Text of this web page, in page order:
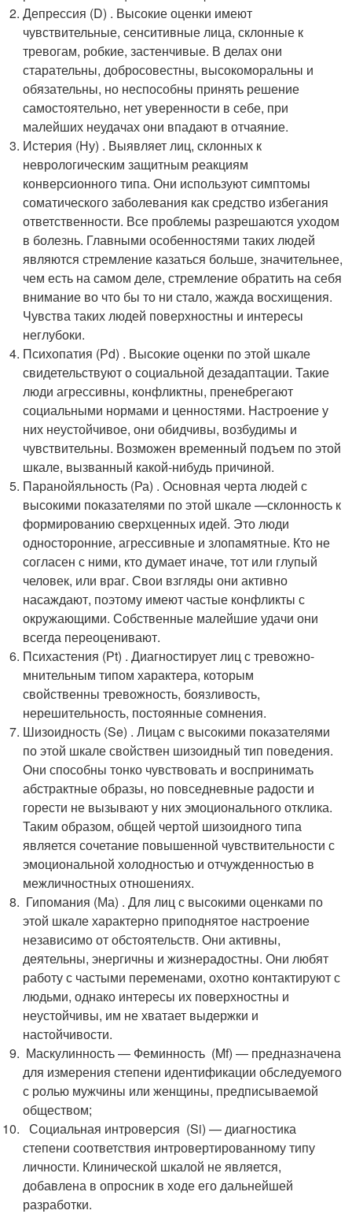
Депрессия (D) . Высокие оценки имеют
чувствительные, сенситивные лица, склонные к
тревогам, робкие, застенчивые. В делах они
старательны, добросовестны, высокоморальны и
обязательны, но неспособны принять решение
самостоятельно, нет уверенности в себе, при
малейших неудачах они впадают в отчаяние.
Истерия (Ну) . Выявляет лиц, склонных к
неврологическим защитным реакциям
конверсионного типа. Они используют симптомы
соматического заболевания как средство избегания
ответственности. Все проблемы разрешаются уходом
в болезнь. Главными особенностями таких людей
являются стремление казаться больше, значительнее,
чем есть на самом деле, стремление обратить на себя
внимание во что бы то ни стало, жажда восхищения.
Чувства таких людей поверхностны и интересы
неглубоки.
Психопатия (Рd) . Высокие оценки по этой шкале
свидетельствуют о социальной дезадаптации. Такие
люди агрессивны, конфликтны, пренебрегают
социальными нормами и ценностями. Настроение у
них неустойчивое, они обидчивы, возбудимы и
чувствительны. Возможен временный подъем по этой
шкале, вызванный какой-нибудь причиной.
Паранойяльность (Ра) . Основная черта людей с
высокими показателями по этой шкале —склонность к
формированию сверхценных идей. Это люди
односторонние, агрессивные и злопамятные. Кто не
согласен с ними, кто думает иначе, тот или глупый
человек, или враг. Свои взгляды они активно
насаждают, поэтому имеют частые конфликты с
окружающими. Собственные малейшие удачи они
всегда переоценивают.
Психастения (Рt) . Диагностирует лиц с тревожно-
мнительным типом характера, которым
свойственны тревожность, боязливость,
нерешительность, постоянные сомнения.
Шизоидность (Se) . Лицам с высокими показателями
по этой шкале свойствен шизоидный тип поведения.
Они способны тонко чувствовать и воспринимать
абстрактные образы, но повседневные радости и
горести не вызывают у них эмоционального отклика.
Таким образом, общей чертой шизоидного типа
является сочетание повышенной чувствительности с
эмоциональной холодностью и отчужденностью в
межличностных отношениях.
Гипомания (Ма) . Для лиц с высокими оценками по
этой шкале характерно приподнятое настроение
независимо от обстоятельств. Они активны,
деятельны, энергичны и жизнерадостны. Они любят
работу с частыми переменами, охотно контактируют с
людьми, однако интересы их поверхностны и
неустойчивы, им не хватает выдержки и
настойчивости.
Маскулинность — Феминность (Mf) — предназначена
для измерения степени идентификации обследуемого
с ролью мужчины или женщины, предписываемой
обществом;
Социальная интроверсия (Si) — диагностика
степени соответствия интровертированному типу
личности. Клинической шкалой не является,
добавлена в опросник в ходе его дальнейшей
разработки.